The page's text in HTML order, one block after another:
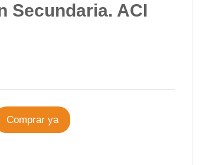
Secundaria. ACI
Comprar ya